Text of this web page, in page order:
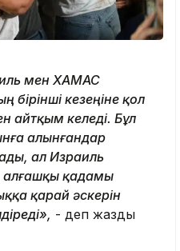
мен ХАМАС
бірінші кезеңіне қол
айтқым келеді. Бұл
алынғандар
ал Израиль
алғашқы қадамы
қарай әскерін
- деп жазды